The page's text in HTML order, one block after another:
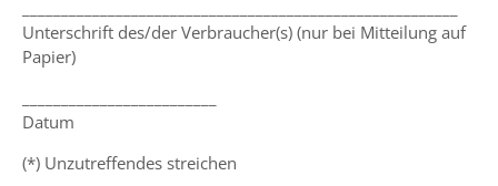
Unterschrift des/der Verbraucher(s) (nur bei Mitteilung auf
Papier)
Datum
(*) Unzutreffendes streichen